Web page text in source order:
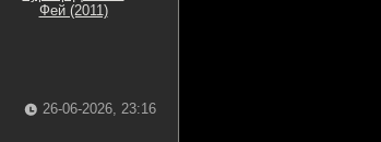
Фей (2011)
26-06-2026, 23:16